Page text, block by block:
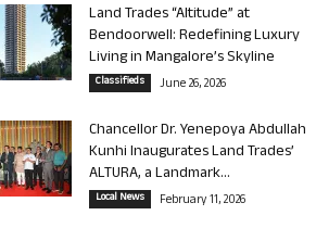
Land Trades “Altitude” at
Bendoorwell: Redefining Luxury
Living in Mangalore’s Skyline
Classifieds June 26, 2026
Chancellor Dr. Yenepoya Abdullah
Kunhi Inaugurates Land Trades’
ALTURA, a Landmark...
Local News February 11, 2026